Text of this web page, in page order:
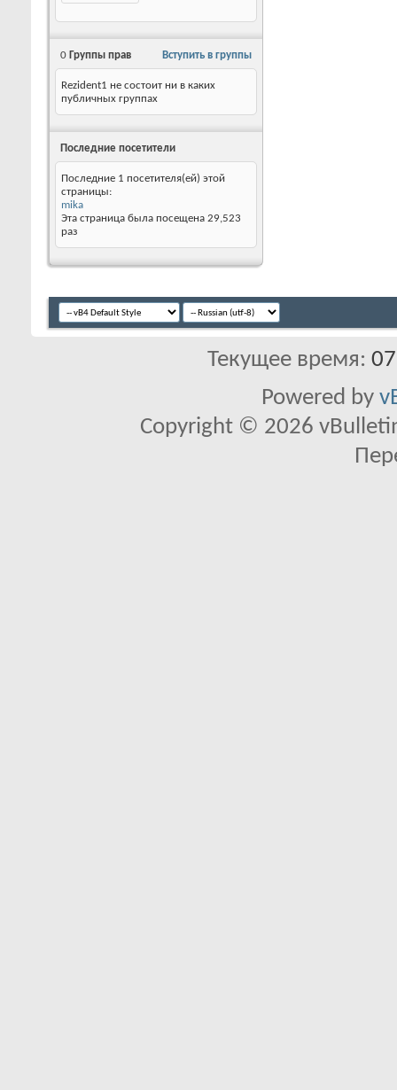
Вступить в группы
0 Группы прав
Rezident1 не состоит ни в каких
публичных группах
Последние посетители
Последние 1 посетителя(ей) этой
страницы:
mika
Эта страница была посещена 29,523
раз
Текущее время:
Powered by
Copyright © 2026